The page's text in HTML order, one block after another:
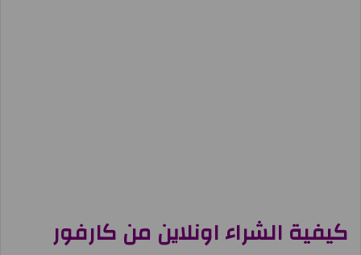
كيفية الشراء اونلاين من كارفور